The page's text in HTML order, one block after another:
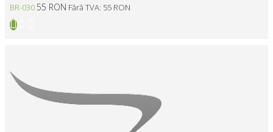
BR-030 55 RON Fără TVA: 55 RON